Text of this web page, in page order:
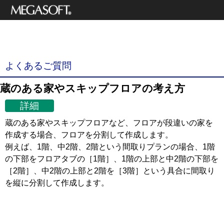
よくあるご質問
蔵のある家やスキップフロアの考え方
詳細
蔵のある家やスキップフロアなど、フロアが段違いの家を
作成する場合、フロアを分割して作成します。
例えば、1階、中2階、2階という間取りプランの場合、1階
の下部をフロアタブの［1階］、1階の上部と中2階の下部を
［2階］、中2階の上部と2階を［3階］という具合に間取り
を縦に分割して作成します。